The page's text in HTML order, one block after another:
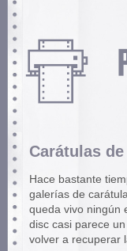
Carátulas
Hace bastante
galerías de
queda vivo ningún
disc casi parece
volver a recuperar